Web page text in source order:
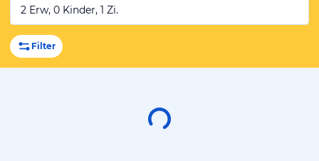
2 Erw, 0 Kinder, 1 Zi.
Filter